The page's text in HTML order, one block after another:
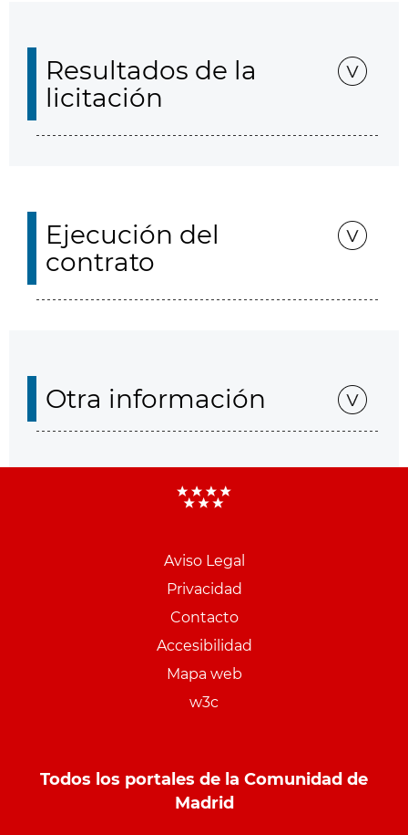
Resultados de la
licitación
Ejecución del
contrato
Otra información
Aviso Legal
Privacidad
Contacto
Accesibilidad
Mapa web
w3c
Todos los portales de la Comunidad de
Madrid